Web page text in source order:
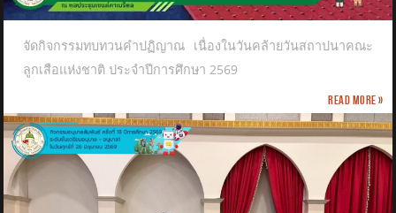
จัดกิจกรรมทบทวนคำปฏิญาณ เนื่องในวันคล้ายวันสถาปนาคณะ
ลูกเสือแห่งชาติ​ ประจำปีการศึกษา 2569
Read more »